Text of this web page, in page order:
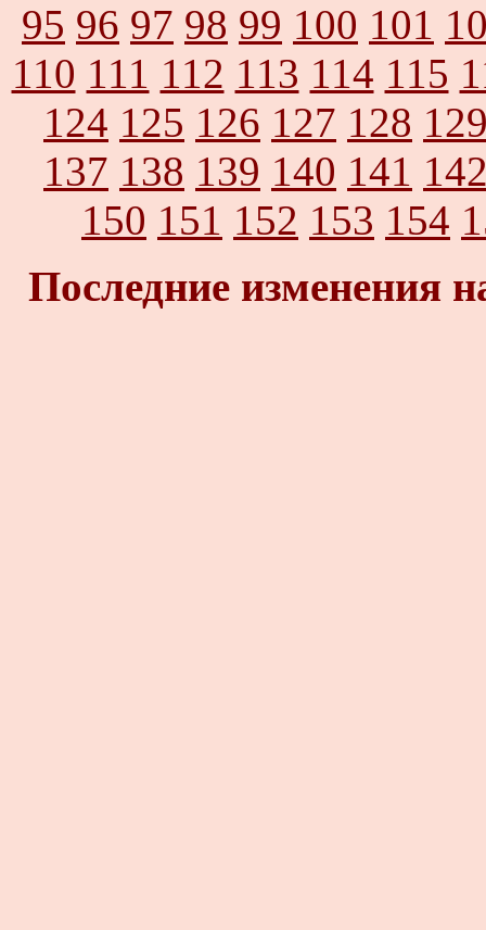
95 96 97 98 99 100 101
110 111 112 113 114 115
124 125 126 127 128
137 138 139 140 141
150 151 152 153 154
Последние изменения